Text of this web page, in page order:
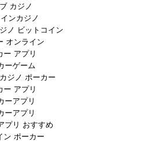
カジノ
ンカジノ
ノ ビットコイン
オンライン
ー アプリ
ーゲーム
ジノ ポーカー
ー アプリ
ーアプリ
ーアプリ
プリ おすすめ
ン ポーカー